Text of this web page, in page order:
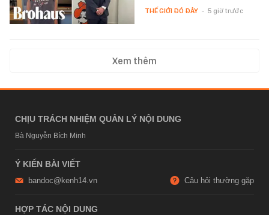
THẾ GIỚI ĐÓ ĐÂY - 5 giờ trước
Xem thêm
CHỊU TRÁCH NHIỆM QUẢN LÝ NỘI DUNG
Bà Nguyễn Bích Minh
Ý KIẾN BÀI VIẾT
bandoc@kenh14.vn Câu hỏi thường gặp
HỢP TÁC NỘI DUNG